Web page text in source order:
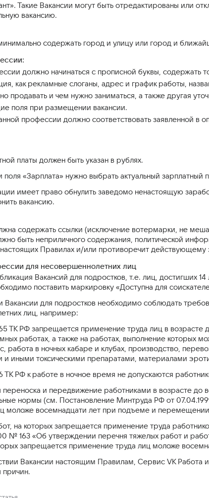
Такие Вакансии могут быть отредактированы или
вакансию.
содержать город и улицу или город и
должно начинаться с прописной буквы,
как рекламные слоганы, адрес и график работы,
продавать и чем нужно заниматься, а также другая
поля при размещении вакансии.
профессии должно соответствовать заявленной в
платы должен быть указан в рублях.
поля «Зарплата» нужно выбрать актуальный зарплатный
имеет право обнулить заведомо ненастоящую
вакансию.
содержать ссылки (исключение вотермарки, не
быть неприличного содержания, политической
Правилах и/или противоречит действующему
для несовершеннолетних лиц
Вакансий для подростков, т.е. лиц, достигших
поставить маркировку «Доступна для
Вакансии для подростков необходимо соблюдать
лиц, например:
ТК РФ запрещается применение труда лиц в
работах, а также на работах, выполнение которых
работа в ночных кабаре и клубах, производство,
и иными токсическими препаратами, материалами
ТК РФ к работе в ночное время не допускаются
и передвижение работниками в возрасте до
нормы (см. Постановление Минтруда РФ от
моложе восемнадцати лет при подъеме и
на которых запрещается применение труда
№ 163 «Об утверждении перечня тяжелых работ и
запрещается применение труда лиц моложе
Вакансии настоящим Правилам, Сервис VK Работа
причин.